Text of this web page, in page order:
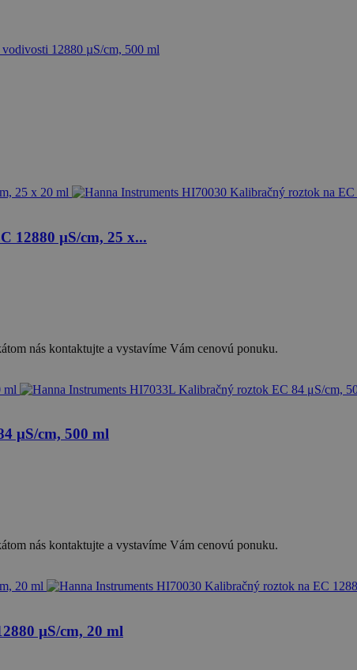
12880 µS/cm, 25 x...
nás kontaktujte a vystavíme Vám cenovú ponuku.
μS/cm, 500 ml
nás kontaktujte a vystavíme Vám cenovú ponuku.
µS/cm, 20 ml